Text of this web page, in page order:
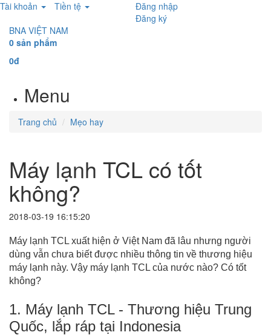
Tài khoản Tiền tệ
Đăng nhập
Đăng ký
BNA VIỆT NAM
0 sản phẩm
0đ
Menu
Trang chủ Mẹo hay
Máy lạnh TCL có tốt
không?
2018-03-19 16:15:20
Máy lạnh TCL xuất hiện ở Việt Nam đã lâu nhưng người
dùng vẫn chưa biết được nhiều thông tin về thương hiệu
máy lạnh này. Vậy máy lạnh TCL của nước nào? Có tốt
không?
1. Máy lạnh TCL - Thương hiệu Trung
Quốc, lắp ráp tại Indonesia